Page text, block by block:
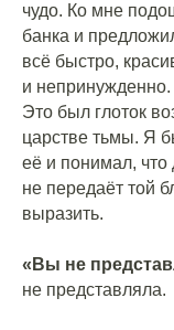
чудо. Ко мне
банка и
всё быстро,
и
Это был глоток
царстве тьмы. Я
её и понимал,
не передаёт той
выразить.
«Вы не
не представляла.